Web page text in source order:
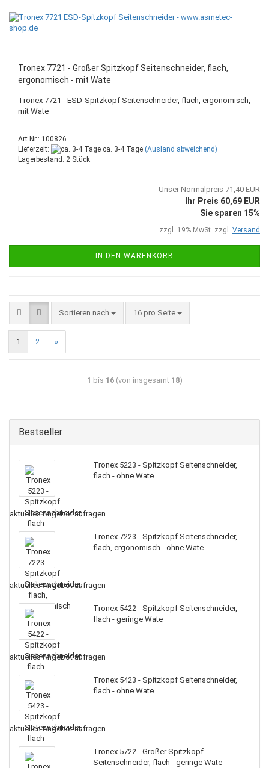
Tronex 7721 - Großer Spitzkopf Seitenschneider, flach,
ergonomisch - mit Wate
Tronex 7721 - ESD-Spitzkopf Seitenschneider, flach, ergonomisch,
mit Wate
Art.Nr.: 100826
Lieferzeit:
ca. 3-4 Tage (Ausland abweichend)
Lagerbestand: 2 Stück
Unser Normalpreis 71,40 EUR
Ihr Preis 60,69 EUR
Sie sparen 15%
zzgl. 19% MwSt. zzgl. Versand
IN DEN WARENKORB
Sortieren nach 16 pro Seite
1 2 »
1 bis 16(von insgesamt 18)
Bestseller
Tronex 5223 - Spitzkopf Seitenschneider,
flach - ohne Wate
aktuelles Angebot anfragen
Tronex 7223 - Spitzkopf Seitenschneider,
flach, ergonomisch - ohne Wate
aktuelles Angebot anfragen
Tronex 5422 - Spitzkopf Seitenschneider,
flach - geringe Wate
aktuelles Angebot anfragen
Tronex 5423 - Spitzkopf Seitenschneider,
flach - ohne Wate
aktuelles Angebot anfragen
Tronex 5722 - Großer Spitzkopf
Seitenschneider, flach - geringe Wate